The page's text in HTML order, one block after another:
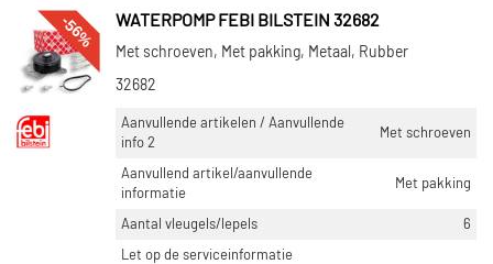
WERKWIJZE
Electrisch-pneumatisch (3)
Electrisch (1)
VOORRAAD
Op voorraad (7023)
-56% WATERPOMP FEBI BILSTEIN 32682
Met schroeven, Met pakking, Metaal, Rubber
32682
Aanvullende artikelen / Aanvullende
info 2
Met schroeven
Aanvullend artikel/aanvullende
informatie
Met pakking
Aantal vleugels/lepels
6
Let op de serviceinformatie